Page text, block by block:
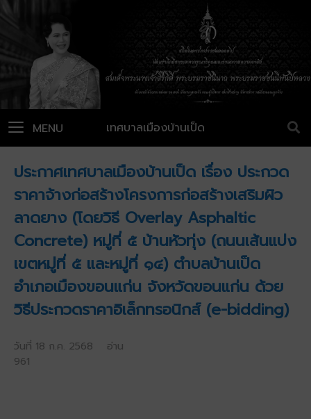
เทศบาลเมืองบ้านเป็ด
MENU
ประกาศเทศบาลเมืองบ้านเป็ด เรื่อง ประกวด
ราคาจ้างก่อสร้างโครงการก่อสร้างเสริมผิว
ลาดยาง (โดยวิธี Overlay Asphaltic
Concrete) หมู่ที่ ๕ บ้านหัวทุ่ง (ถนนเส้นแบ่ง
เขตหมู่ที่ ๕ และหมู่ที่ ๑๔) ตำบลบ้านเป็ด
อำเภอเมืองขอนแก่น จังหวัดขอนแก่น ด้วย
วิธีประกวดราคาอิเล็กทรอนิกส์ (e-bidding)
วันที่ 18 ก.ค. 2568 อ่าน
961